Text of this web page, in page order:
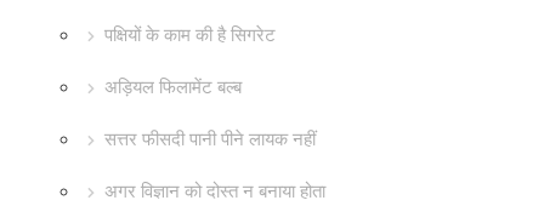
पक्षियों के काम की है सिगरेट
अड़ियल फिलामेंट बल्ब
सत्तर फीसदी पानी पीने लायक नहीं
अगर विज्ञान को दोस्त न बनाया होता